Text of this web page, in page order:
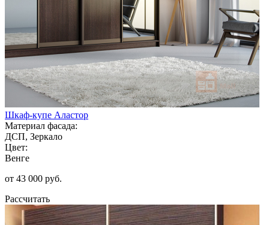
Шкаф-купе Аластор
Материал фасада:
ДСП, Зеркало
Цвет:
Венге
от 43 000 руб.
Рассчитать